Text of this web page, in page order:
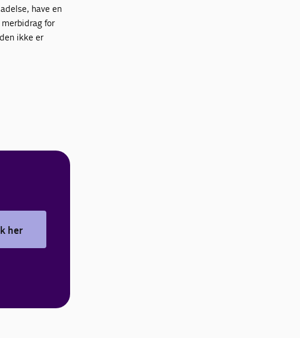
have en
for
ikke er
her